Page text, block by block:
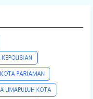
PARIAMAN
LIMAPULUH KOTA